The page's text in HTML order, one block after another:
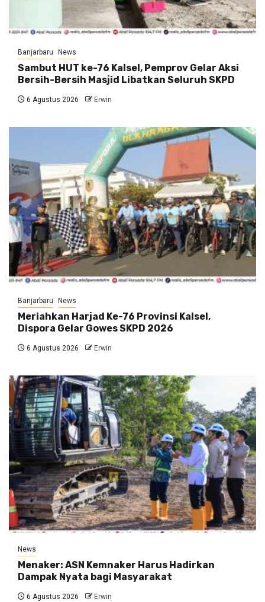
Banjarbaru News
Sambut HUT ke-76 Kalsel, Pemprov Gelar Aksi
Bersih-Bersih Masjid Libatkan Seluruh SKPD
6 Agustus 2026 Erwin
Banjarbaru News
Meriahkan Harjad Ke-76 Provinsi Kalsel,
Dispora Gelar Gowes SKPD 2026
6 Agustus 2026 Erwin
News
Menaker: ASN Kemnaker Harus Hadirkan
Dampak Nyata bagi Masyarakat
6 Agustus 2026 Erwin